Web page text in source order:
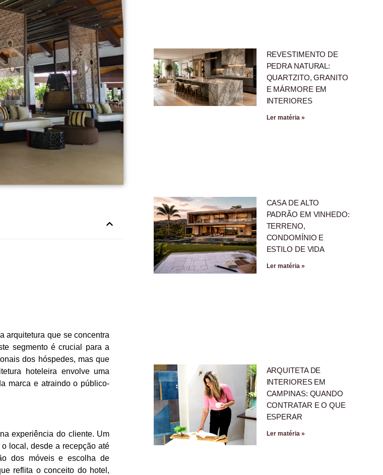
arquitetura que se concentra
segmento é crucial para a
dos hóspedes, mas que
hoteleira envolve uma
marca e atraindo o público-
experiência do cliente. Um
local, desde a recepção até
dos móveis e escolha de
reflita o conceito do hotel,
REVESTIMENTO DE
PEDRA NATURAL:
QUARTZITO, GRANITO
E MÁRMORE EM
INTERIORES
Ler matéria »
CASA DE ALTO
PADRÃO EM VINHEDO:
TERRENO,
CONDOMÍNIO E
ESTILO DE VIDA
Ler matéria »
ARQUITETA DE
INTERIORES EM
CAMPINAS: QUANDO
CONTRATAR E O QUE
ESPERAR
Ler matéria »